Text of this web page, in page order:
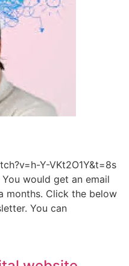
Y-VKt2O1Y&t=8s
would get an email
months. Click the below
You can